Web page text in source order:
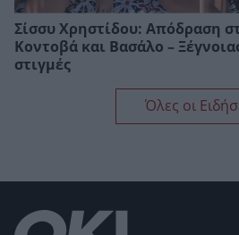
Σίσσυ Χρηστίδου: Απόδραση
Κοντοβά και Βασάλο –
στιγμές
Όλες οι